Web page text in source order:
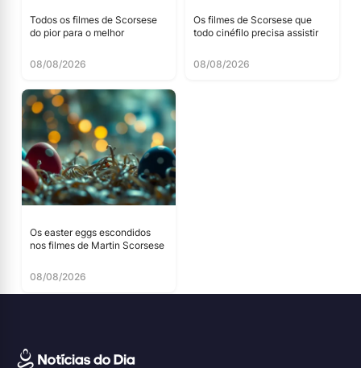
Todos os filmes de Scorsese
do pior para o melhor
08/08/2026
Os filmes de Scorsese que
todo cinéfilo precisa assistir
08/08/2026
Os easter eggs escondidos
nos filmes de Martin Scorsese
08/08/2026